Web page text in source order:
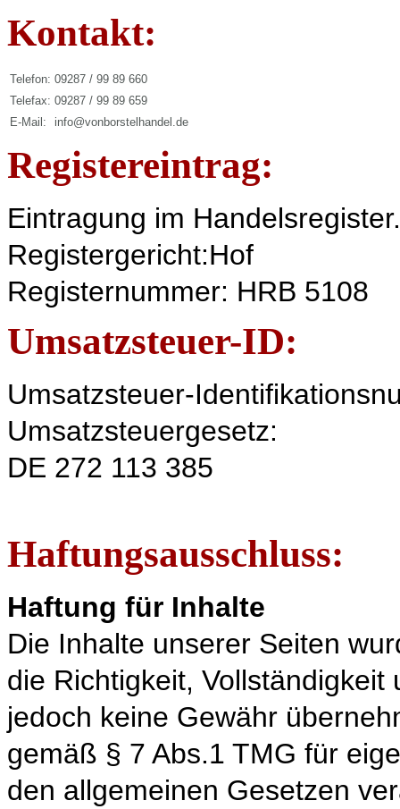
Kontakt:
Telefon: 09287 / 99 89 660
Telefax: 09287 / 99 89 659
E-Mail:
info@vonborstelhandel.de
Registereintrag:
Eintragung im Handelsregister.
Registergericht:Hof
Registernummer: HRB 5108
Umsatzsteuer-ID:
Umsatzsteuer-
Umsatzsteuergesetz:
DE 272 113 385
Haftungsausschluss:
Haftung für Inhalte
Die Inhalte unserer Seiten
die Richtigkeit,
jedoch keine Gewähr
gemäß § 7 Abs.1 TMG für
den allgemeinen Gesetzen